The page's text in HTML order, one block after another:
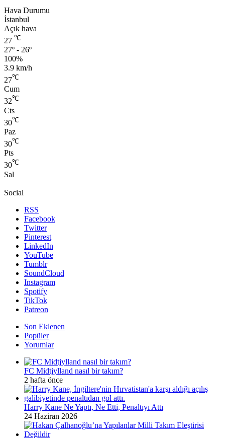
Hava Durumu
İstanbul
Açık hava
27 ℃
27º - 26º
100%
3.9 km/h
27℃
Cum
32℃
Cts
30℃
Paz
30℃
Pts
30℃
Sal
Social
RSS
Facebook
Twitter
Pinterest
LinkedIn
YouTube
Tumblr
SoundCloud
Instagram
Spotify
TikTok
Patreon
Son Eklenen
Popüler
Yorumlar
FC Midtjylland nasıl bir takım?
2 hafta önce
Harry Kane Ne Yaptı, Ne Etti, Penaltıyı Attı
24 Haziran 2026